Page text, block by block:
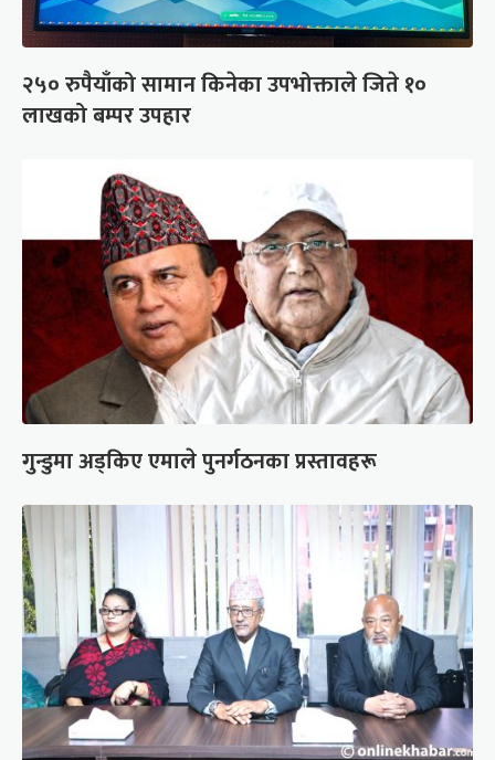
२५० रुपैयाँको सामान किनेका उपभोक्ताले जिते १०
लाखको बम्पर उपहार
गुन्डुमा अड्किए एमाले पुनर्गठनका प्रस्तावहरू